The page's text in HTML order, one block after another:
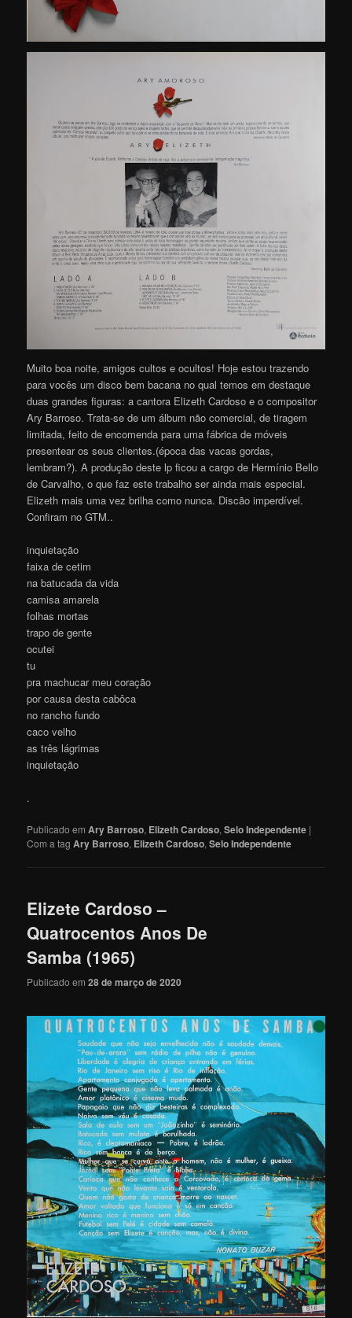
Muito boa noite, amigos cultos e ocultos! Hoje estou trazendo
para vocês um disco bem bacana no qual temos em destaque
duas grandes figuras: a cantora Elizeth Cardoso e o compositor
Ary Barroso. Trata-se de um álbum não comercial, de tiragem
limitada, feito de encomenda para uma fábrica de móveis
presentear os seus clientes.(época das vacas gordas,
lembram?). A produção deste lp ficou a cargo de Hermínio Bello
de Carvalho, o que faz este trabalho ser ainda mais especial.
Elizeth mais uma vez brilha como nunca. Discão imperdível.
Confiram no GTM..
inquietação
faixa de cetim
na batucada da vida
camisa amarela
folhas mortas
trapo de gente
ocutei
tu
pra machucar meu coração
por causa desta cabôca
no rancho fundo
caco velho
as três lágrimas
inquietação
.
Publicado em Ary Barroso, Elizeth Cardoso,Selo Independente |
Com a tagAry Barroso, Elizeth Cardoso,Selo Independente
Elizete Cardoso –
Quatrocentos Anos De
Samba (1965)
Publicado em28 de março de 2020